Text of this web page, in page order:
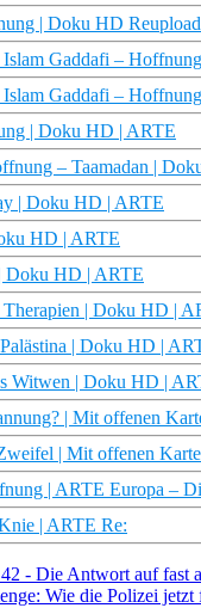
| Doku HD
Gaddafi –
Gaddafi –
| Doku HD | ARTE
– Taamadan |
| Doku HD | ARTE
HD | ARTE
Doku HD | ARTE
| Doku HD |
| Doku HD |
Witwen | Doku HD |
| Mit offenen
| Mit offenen
| ARTE Europa –
| ARTE Re:
- Die Antwort auf fast
Wie die Polizei